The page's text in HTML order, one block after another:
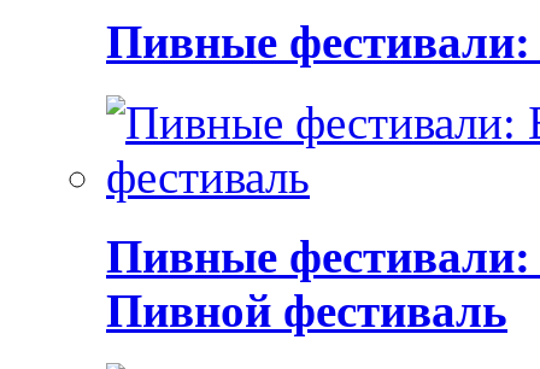
Пивные фестивали:
Пивные
Пивной фестиваль